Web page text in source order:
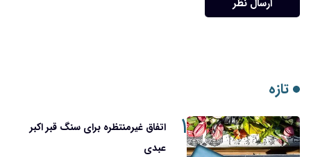
۱
اتفاق غیرمنتظره برای سنگ قبر اکبر
عبدی